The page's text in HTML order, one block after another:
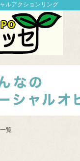
ルアクションリング
覧